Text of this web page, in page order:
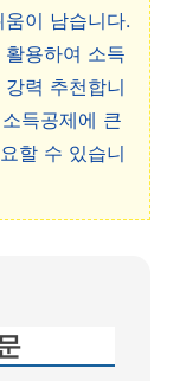
이 남습니다.
용하여 소득
력 추천합니
득공제에 큰
할 수 있습니